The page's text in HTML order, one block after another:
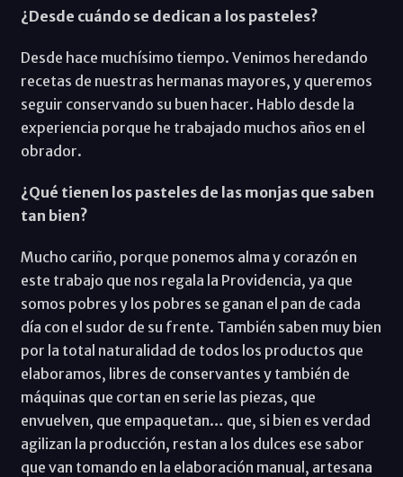
¿Desde cuándo se dedican a los pasteles?
Desde hace muchísimo tiempo. Venimos heredando
recetas de nuestras hermanas mayores, y queremos
seguir conservando su buen hacer. Hablo desde la
experiencia porque he trabajado muchos años en el
obrador.
¿Qué tienen los pasteles de las monjas que saben
tan bien?
Mucho cariño, porque ponemos alma y corazón en
este trabajo que nos regala la Providencia, ya que
somos pobres y los pobres se ganan el pan de cada
día con el sudor de su frente. También saben muy bien
por la total naturalidad de todos los productos que
elaboramos, libres de conservantes y también de
máquinas que cortan en serie las piezas, que
envuelven, que empaquetan… que, si bien es verdad
agilizan la producción, restan a los dulces ese sabor
que van tomando en la elaboración manual, artesana